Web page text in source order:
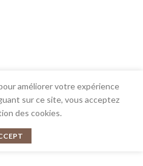
améliorer votre expérience
sur ce site, vous acceptez
des cookies.